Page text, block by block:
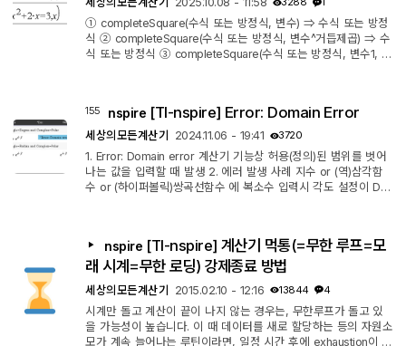
① completeSquare(수식 또는 방정식, 변수) ⇒ 수식 또는 방정
식 ② completeSquare(수식 또는 방정식, 변수^거듭제곱) ⇒ 수
식 또는 방정식 ③ completeSquare(수식 또는 방정식, 변수1, 변
²+b•x+c = d 형태의 2차 방정식을 a•(x-h)² = k 형태로 변환합
니다. 첫 번째 인수는 두 번째 인수에 대한 표준 형식의 2차 수식
155 nspire [TI-nspire] Error: Domain Error
세상의모든계산기 2024.11.06 - 19:41 3720
1. Error: Domain error 계산기 기능상 허용(정의)된 범위를 벗어
나는 값을 입력할 때 발생 2. 에러 발생 사례 지수 or (역)삼각함
수 or (하이퍼볼릭)쌍곡선함수 에 복소수 입력시 각도 설정이 De
을 실수 모드에서 계산하려고 시도하면 발생합니다.
ㄴ Rectangular / Polar 로 설정하면 복소수 값이 계산됩니다. 로
그 또는 역삼각함수의 정의역에서 벗어난 값을 입력할 때 발생합
니...
nspire [TI-nspire] 계산기 먹통(=무한 루프=모
래 시계=무한 로딩) 강제종료 방법
세상의모든계산기 2015.02.10 - 12:16 13844 4
시계만 돌고 계산이 끝이 나지 않는 경우는, 무한루프가 돌고 있
을 가능성이 높습니다. 이 때 데이터를 새로 할당하는 등의 자원소
모가 계속 늘어나는 루틴이라면, 일정 시간 후에 exhaustion이 발